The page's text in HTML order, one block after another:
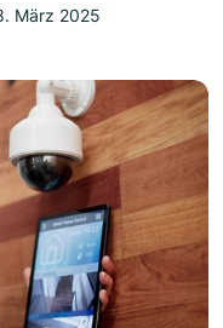
März 2025